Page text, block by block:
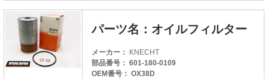
パーツ名：オイルフィルター
メーカー：
KNECHT
部品番号： 601-180-0109
OEM番号： OX38D